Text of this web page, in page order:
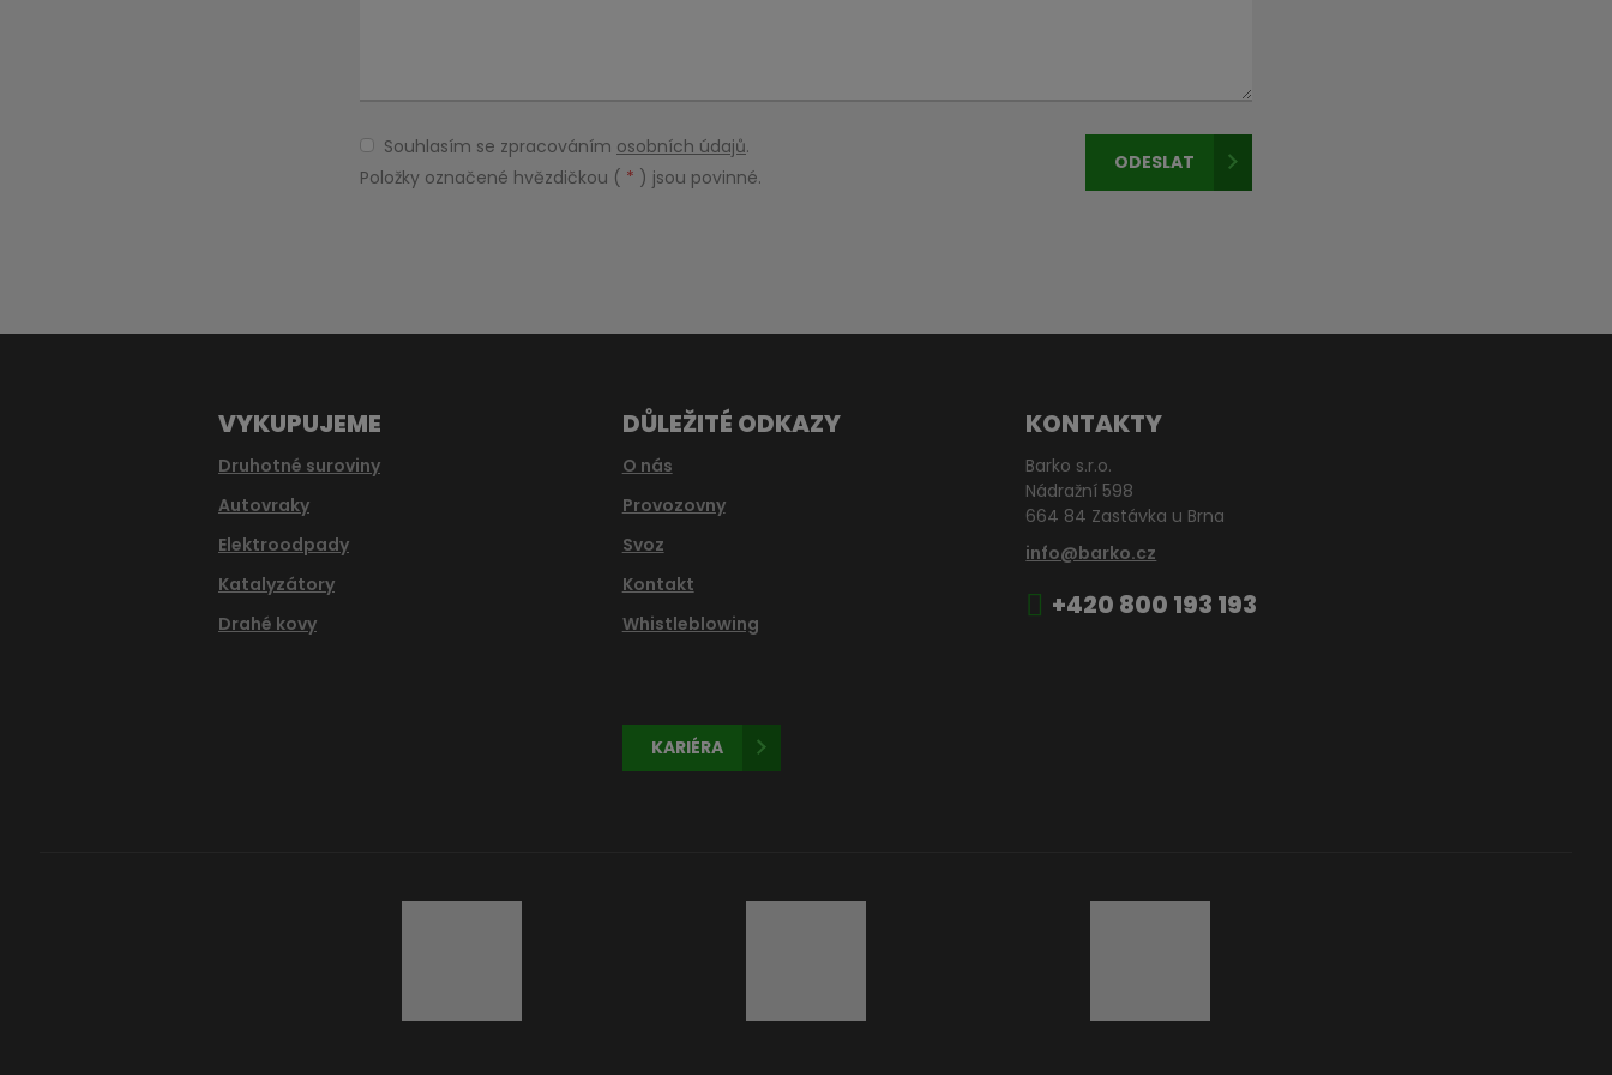
Souhlasím
se
zpracováním
Souhlasím se zpracováním osobních údajů.
Položky označené hvězdičkou ( * ) jsou povinné.
ODESLAT
VYKUPUJEME
Druhotné suroviny
Autovraky
Elektroodpady
Katalyzátory
Drahé kovy
DŮLEŽITÉ ODKAZY
O nás
Provozovny
Svoz
Kontakt
Whistleblowing
KARIÉRA
KONTAKTY
Barko s.r.o.
Nádražní 598
664 84 Zastávka u Brna
info@barko.cz
+420 800 193 193